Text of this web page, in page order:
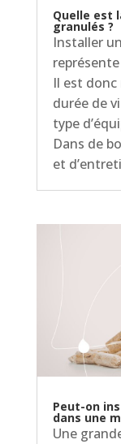
Quelle est
granulés ?
Installer
Il est donc
durée de
type
Dans de
et
Peut-on
dans une
Une